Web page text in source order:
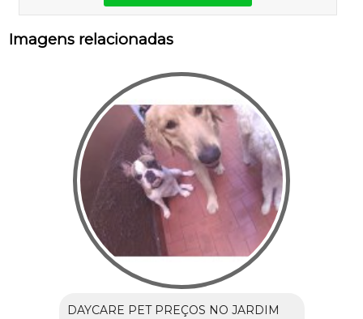
Imagens relacionadas
DAYCARE PET PREÇOS NO JARDIM